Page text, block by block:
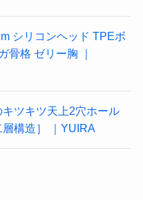
シリコンヘッド TPEボ
骨格 ゼリー胸 ｜
ツキツ天上2穴ホール
構造］ ｜YUIRA